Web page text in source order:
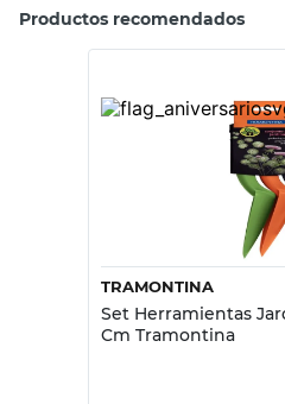
Productos recomendados
TRAMONTINA
Set Herramientas
Cm Tramontina